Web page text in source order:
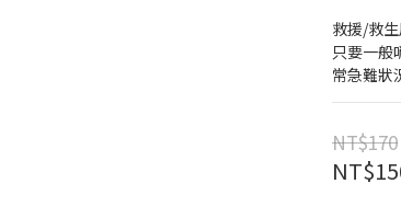
救援/救
只要一般
常急難狀
NT$170